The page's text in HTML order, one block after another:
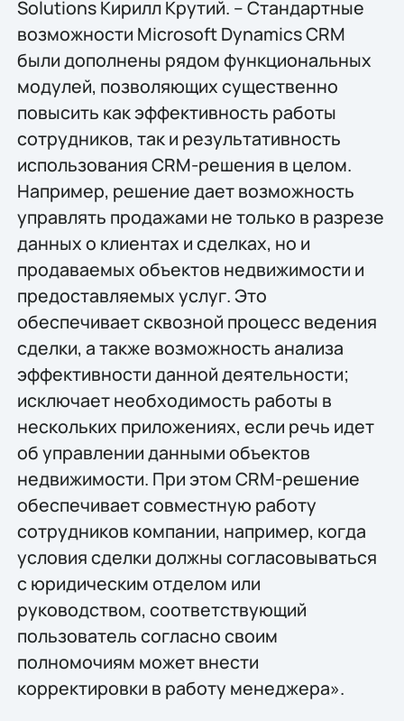
Solutions Кирилл Крутий. – Стандартные
возможности Microsoft Dynamics CRM
были дополнены рядом функциональных
модулей, позволяющих существенно
повысить как эффективность работы
сотрудников, так и результативность
использования CRM-решения в целом.
Например, решение дает возможность
управлять продажами не только в разрезе
данных о клиентах и сделках, но и
продаваемых объектов недвижимости и
предоставляемых услуг. Это
обеспечивает сквозной процесс ведения
сделки, а также возможность анализа
эффективности данной деятельности;
исключает необходимость работы в
нескольких приложениях, если речь идет
об управлении данными объектов
недвижимости. При этом CRM-решение
обеспечивает совместную работу
сотрудников компании, например, когда
условия сделки должны согласовываться
с юридическим отделом или
руководством, соответствующий
пользователь согласно своим
полномочиям может внести
корректировки в работу менеджера».